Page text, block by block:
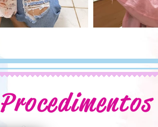
Procedimentos